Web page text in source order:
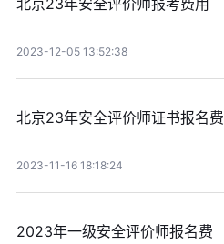
北京23年安全评价师报考费用
2023-12-05 13:52:38
北京23年安全评价师证书报名费
2023-11-16 18:18:24
2023年一级安全评价师报名费